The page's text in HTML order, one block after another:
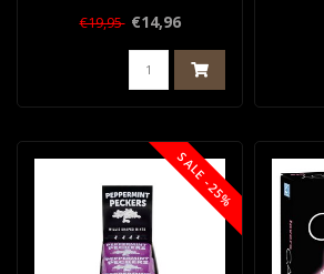
€19,95 €14,96
SALE -25%